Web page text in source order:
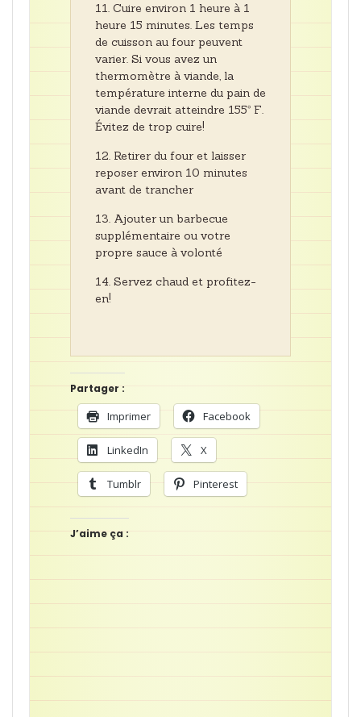
Cuire environ 1 heure à 1
heure 15 minutes. Les temps
de cuisson au four peuvent
varier. Si vous avez un
thermomètre à viande, la
température interne du pain de
viande devrait atteindre 155º F.
Évitez de trop cuire!
Retirer du four et laisser
reposer environ 10 minutes
avant de trancher
Ajouter un barbecue
supplémentaire ou votre
propre sauce à volonté
Servez chaud et profitez-
en!
Partager :
Imprimer Facebook
LinkedIn X
Tumblr Pinterest
J’aime ça :